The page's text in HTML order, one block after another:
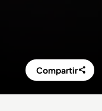
Compartir